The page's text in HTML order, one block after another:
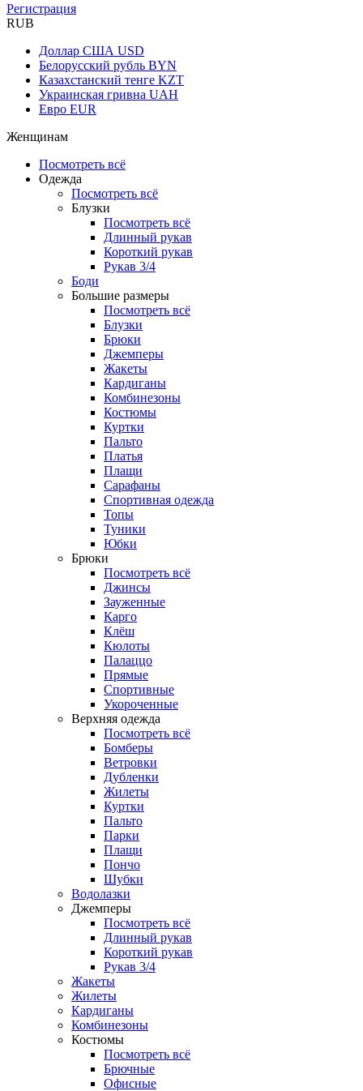
Регистрация
RUB
Доллар США USD
Белорусский рубль BYN
Казахстанский тенге KZT
Украинская гривна UAH
Евро EUR
Женщинам
Посмотреть всё
Одежда
Посмотреть всё
Блузки
Посмотреть всё
Длинный рукав
Короткий рукав
Рукав 3/4
Боди
Большие размеры
Посмотреть всё
Блузки
Брюки
Джемперы
Жакеты
Кардиганы
Комбинезоны
Костюмы
Куртки
Пальто
Платья
Плащи
Сарафаны
Спортивная одежда
Топы
Туники
Юбки
Брюки
Посмотреть всё
Джинсы
Зауженные
Карго
Клёш
Кюлоты
Палаццо
Прямые
Спортивные
Укороченные
Верхняя одежда
Посмотреть всё
Бомберы
Ветровки
Дубленки
Жилеты
Куртки
Пальто
Парки
Плащи
Пончо
Шубки
Водолазки
Джемперы
Посмотреть всё
Длинный рукав
Короткий рукав
Рукав 3/4
Жакеты
Жилеты
Кардиганы
Комбинезоны
Костюмы
Посмотреть всё
Брючные
Офисные